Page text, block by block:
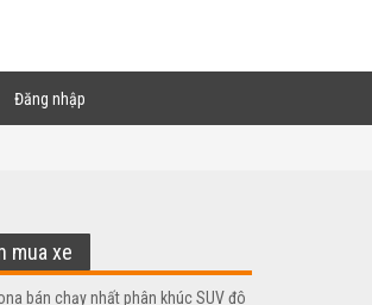
Đăng nhập
mua xe
bán chạy nhất phân khúc SUV đô